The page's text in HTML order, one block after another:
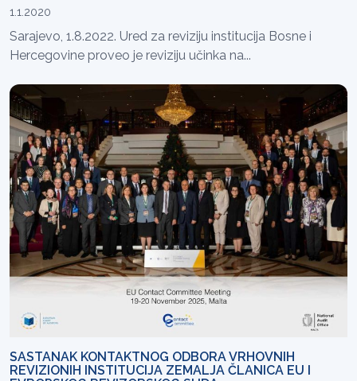
1.1.2020
Sarajevo, 1.8.2022. Ured za reviziju institucija Bosne i
Hercegovine proveo je reviziju učinka na...
SASTANAK KONTAKTNOG ODBORA VRHOVNIH
REVIZIONIH INSTITUCIJA ZEMALJA ČLANICA EU I